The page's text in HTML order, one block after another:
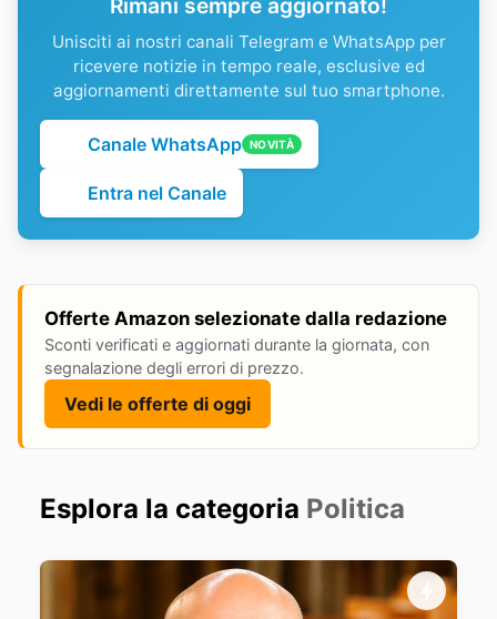
Rimani sempre aggiornato!
Unisciti ai nostri canali Telegram e WhatsApp per
ricevere notizie in tempo reale, esclusive ed
aggiornamenti direttamente sul tuo smartphone.
Canale WhatsApp NOVITÀ
Entra nel Canale
Offerte Amazon selezionate dalla redazione
Sconti verificati e aggiornati durante la giornata, con
segnalazione degli errori di prezzo.
Vedi le offerte di oggi
Esplora la categoria Politica